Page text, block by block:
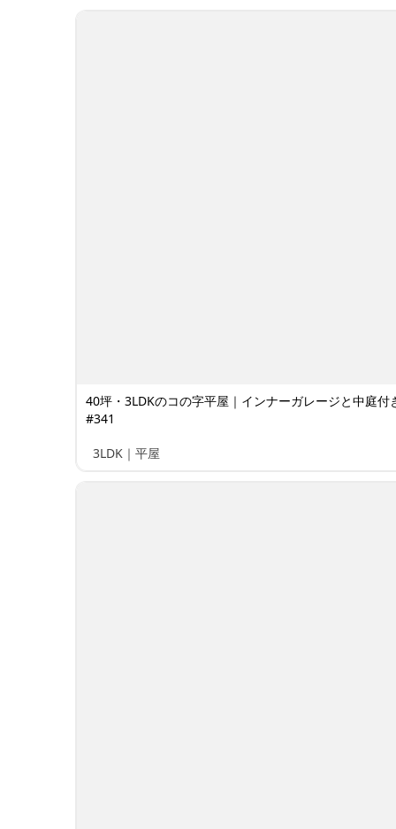
40坪・3LDKのコの字平屋｜インナーガレージと中庭付
#341
3LDK｜平屋